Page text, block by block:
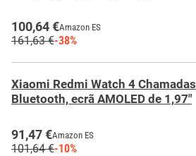
100,64 €Amazon ES
161,63 €-38%
Xiaomi Redmi Watch 4 Chamadas
Bluetooth, ecrã AMOLED de 1,97"
91,47 €Amazon ES
101,64 €-10%